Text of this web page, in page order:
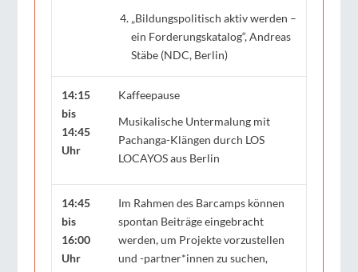
„Bildungspolitisch aktiv werden –
ein Forderungskatalog“, Andreas
Stäbe (NDC, Berlin)
14:15
bis
14:45
Uhr
Kaffeepause
Musikalische Untermalung mit
Pachanga-Klängen durch LOS
LOCAYOS aus Berlin
14:45
bis
16:00
Uhr
Im Rahmen des Barcamps können
spontan Beiträge eingebracht
werden, um Projekte vorzustellen
und -partner*innen zu suchen,